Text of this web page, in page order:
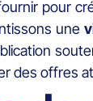
pour
une
des offres